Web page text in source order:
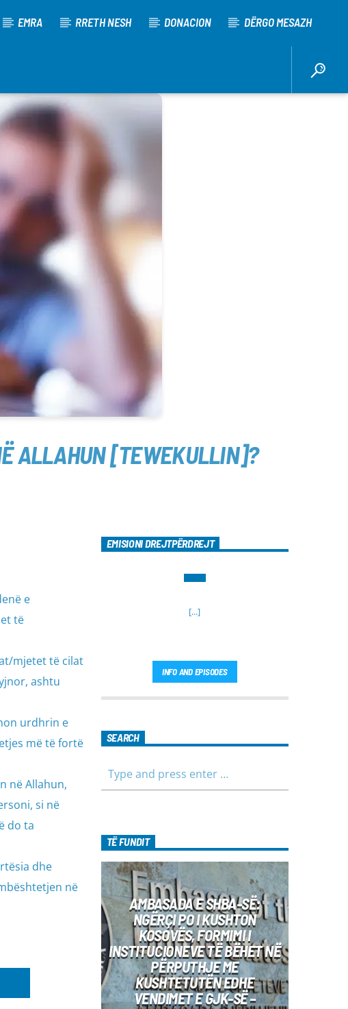
EMRA RRETH NESH DONACION DËRGO MESAZH
ALLAHUN [TEWEKULLIN]?
e
të
mjetet të cilat
ashtu
urdhrin e
më të fortë
në Allahun,
si në
do ta
dhe
në
EMISIONI DREJTPËRDREJT
[...]
INFO AND EPISODES
SEARCH
TË FUNDIT
AMBASADA E SHBA-SË:
NGËRÇI PO I KUSHTON
KOSOVËS, FORMIMI I
INSTITUCIONEVE TË BËHET NË
PËRPUTHJE ME
KUSHTETUTËN EDHE
VENDIMET E GJK-SË –